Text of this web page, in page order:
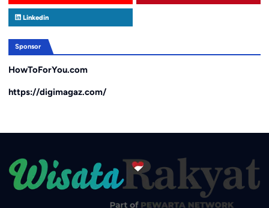
Linkedin
Sponsor
HowToForYou.com
https://digimagaz.com/